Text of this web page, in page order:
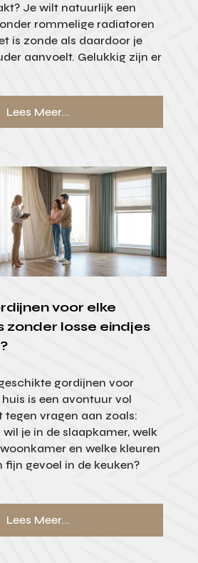
Je wilt natuurlijk een
rommelige radiatoren
is zonde als daardoor je
aanvoelt. Gelukkig zijn er
Lees Meer...
voor elke
zonder losse eindjes
gordijnen voor
is een avontuur vol
tegen vragen aan zoals:
je in de slaapkamer, welk
en welke kleuren
fijn gevoel in de keuken?
Lees Meer...